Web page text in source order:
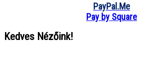
PayPal.Me
Pay by Square
Kedves Nézőink!